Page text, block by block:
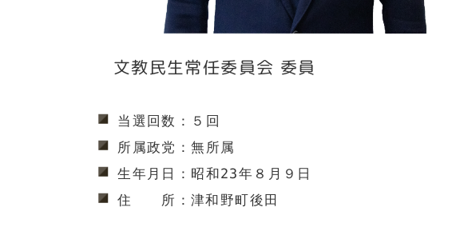
文教民生常任委員会 委員
当選回数：５回
所属政党：無所属
生年月日：昭和23年８月９日
住　　所：津和野町後田